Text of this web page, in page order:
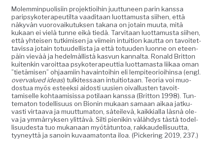
Molem­min­puolisi­in pro­jek­tioi­hin juut­tuneen parin kanssa
parip­sykoter­apeu­ti­l­ta vaa­di­taan luot­ta­mus­ta siihen, että
näkyvän vuorovaiku­tuk­sen takana on jotain muu­ta, mitä
kukaan ei vielä tunne eikä tiedä. Tarvi­taan luot­ta­mus­ta siihen,
että yhteisen tutkimisen ja viimein intu­ition kaut­ta on tavoitet­
tavis­sa jotain totu­udel­lista ja että totu­u­den luonne on eteen­
päin vievää ja hedelmäl­listä kasvun kannal­ta. Ronald Brit­ton
kuitenkin varoit­taa psykoter­apeut­tia luot­ta­mas­ta liikaa oman
”tietämisen” ohjaami­in havain­toi­hin eli lem­pi­te­o­ri­oi­hin­sa (engl.
over­val­ued ideas) tulkites­saan intu­itio­taan. Teo­ria voi muo­
dos­tua myös esteek­si aidosti uusien oival­lus­ten tavoit­
tamiselle kohtaami­sis­sa poti­laan kanssa (Brit­ton 1998). Tun­
tem­aton todel­lisu­us on Bion­in mukaan samaan aikaa jatku­
vasti vir­taa­va ja muut­tuma­ton, säteilevä, kaikkial­la läs­nä ole­
va ja ymmär­ryk­sen ylit­tävä. Silti pienikin välähdys tästä todel­
lisu­ud­es­ta tuo mukanaan myötä­tun­toa, rakkaudel­lisu­ut­ta,
tyyneyt­tä ja sanoin kuvaam­a­ton­ta iloa. (Pick­er­ing 2019, 237.)